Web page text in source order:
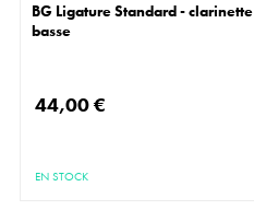
BG Ligature Standard - clarinette
basse
44,00 €
EN STOCK